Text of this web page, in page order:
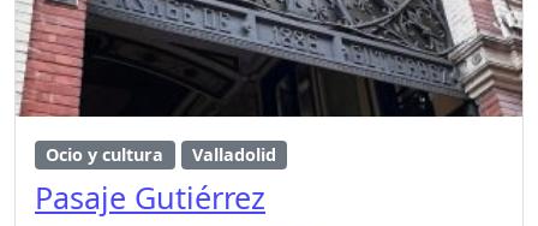
Ocio y cultura Valladolid
Pasaje Gutiérrez